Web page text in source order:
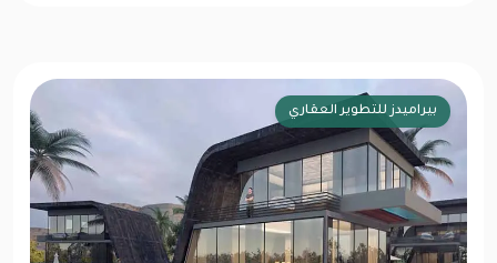
بيراميدز للتطوير العقاري